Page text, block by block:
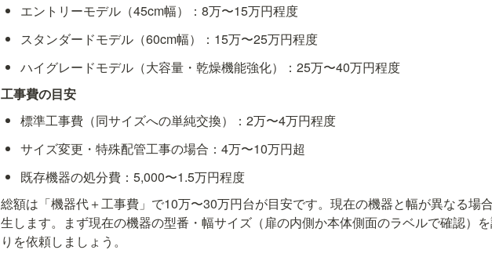
エントリーモデル（45cm幅）：8万〜15万円程度
スタンダードモデル（60cm幅）：15万〜25万円程度
ハイグレードモデル（大容量・乾燥機能強化）：25万〜40万円程度
工事費の目安
標準工事費（同サイズへの単純交換）：2万〜4万円程度
サイズ変更・特殊配管工事の場合：4万〜10万円超
既存機器の処分費：5,000〜1.5万円程度
総額は「機器代＋工事費」で10万〜30万円台が目安です。現在の機器と幅が異なる場
生します。まず現在の機器の型番・幅サイズ（扉の内側か本体側面のラベルで確認）
りを依頼しましょう。